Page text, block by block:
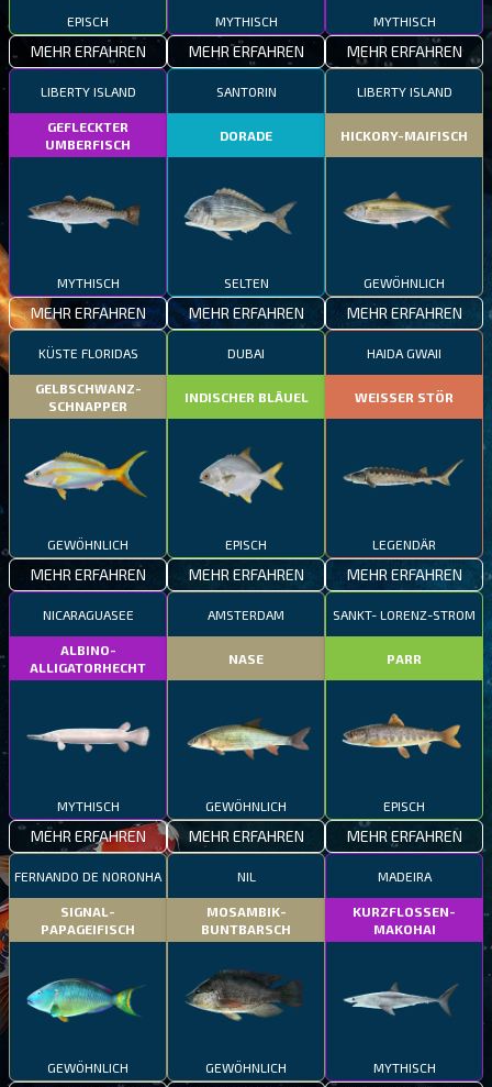
EPISCH
MEHR ERFAHREN
MYTHISCH
MEHR ERFAHREN
MYTHISCH
MEHR ERFAHREN
LIBERTY ISLAND
GEFLECKTER
UMBERFISCH
MYTHISCH
MEHR ERFAHREN
SANTORIN
DORADE
SELTEN
MEHR ERFAHREN
LIBERTY ISLAND
HICKORY-MAIFISCH
GEWÖHNLICH
MEHR ERFAHREN
KÜSTE FLORIDAS
GELBSCHWANZ-
SCHNAPPER
GEWÖHNLICH
MEHR ERFAHREN
DUBAI
INDISCHER BLÄUEL
EPISCH
MEHR ERFAHREN
HAIDA GWAII
WEISSER STÖR
LEGENDÄR
MEHR ERFAHREN
NICARAGUASEE
ALBINO-
ALLIGATORHECHT
MYTHISCH
MEHR ERFAHREN
AMSTERDAM
NASE
GEWÖHNLICH
MEHR ERFAHREN
SANKT- LORENZ-STROM
PARR
EPISCH
MEHR ERFAHREN
FERNANDO DE NORONHA
SIGNAL-
PAPAGEIFISCH
GEWÖHNLICH
NIL
MOSAMBIK-
BUNTBARSCH
GEWÖHNLICH
MADEIRA
KURZFLOSSEN-
MAKOHAI
MYTHISCH